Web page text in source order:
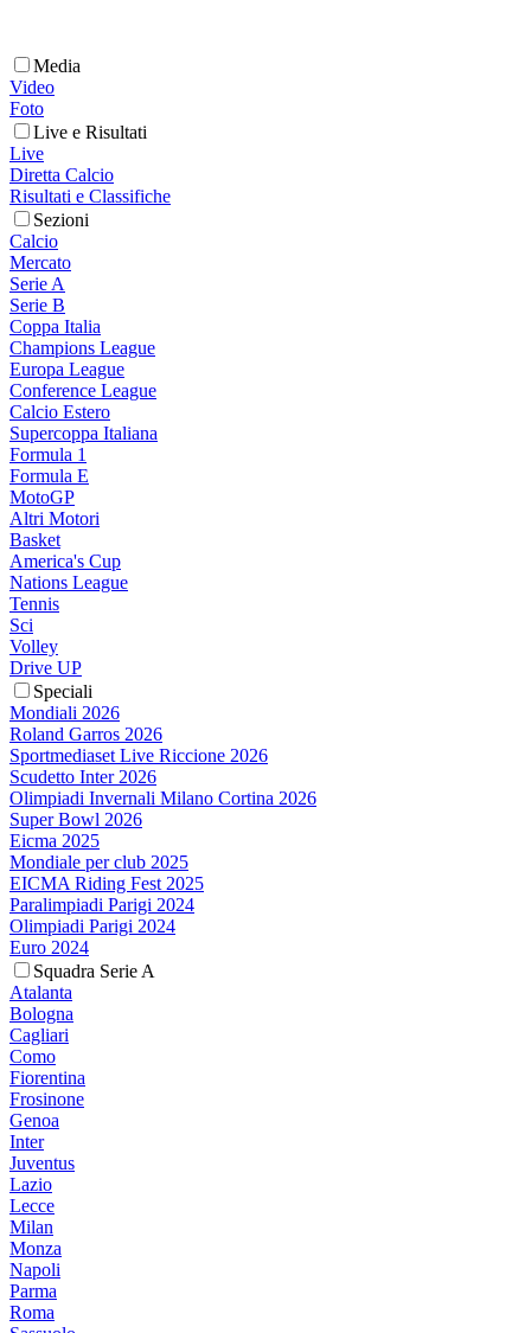
Media
Video
Foto
Live e Risultati
Live
Diretta Calcio
Risultati e Classifiche
Sezioni
Calcio
Mercato
Serie A
Serie B
Coppa Italia
Champions League
Europa League
Conference League
Calcio Estero
Supercoppa Italiana
Formula 1
Formula E
MotoGP
Altri Motori
Basket
America's Cup
Nations League
Tennis
Sci
Volley
Drive UP
Speciali
Mondiali 2026
Roland Garros 2026
Sportmediaset Live Riccione 2026
Scudetto Inter 2026
Olimpiadi Invernali Milano Cortina 2026
Super Bowl 2026
Eicma 2025
Mondiale per club 2025
EICMA Riding Fest 2025
Paralimpiadi Parigi 2024
Olimpiadi Parigi 2024
Euro 2024
Squadra Serie A
Atalanta
Bologna
Cagliari
Como
Fiorentina
Frosinone
Genoa
Inter
Juventus
Lazio
Lecce
Milan
Monza
Napoli
Parma
Roma